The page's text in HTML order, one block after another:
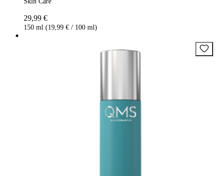
29,99 €
150 ml (19,99 € / 100 ml)